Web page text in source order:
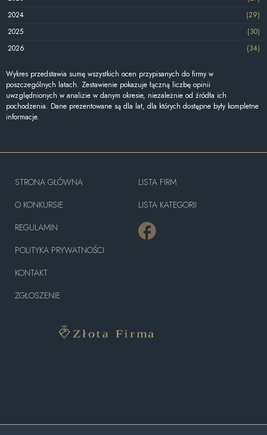
2024
(29)
2025
(30)
2026
(34)
Wykres przedstawia sumę wszystkich ocen przypisanych do firmy w
poszczególnych latach. Zestawienie pokazuje łączną liczbę opinii
uwzględnionych w analizie w danym okresie, niezależnie od źródła ich
pochodzenia. Dane prezentowane są dla lat, dla których dostępne były kompletne
informacje.
STRONA GŁÓWNA
O KONKURSIE
REGULAMIN
POLITYKA PRYWATNOŚCI
KONTAKT
ZGŁOSZENIE
LISTA FIRM
LISTA KATEGORII